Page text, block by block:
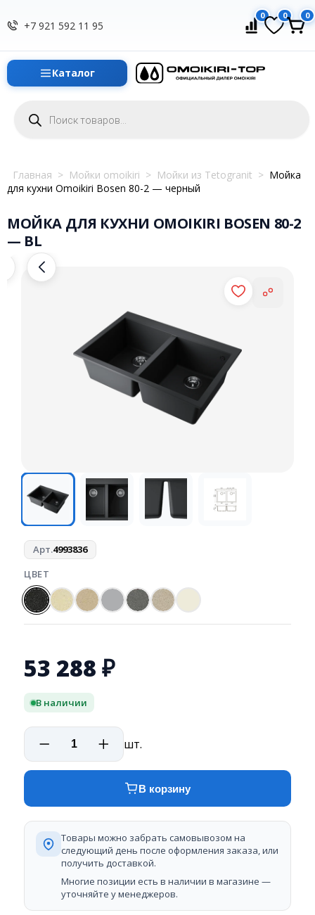
+7 921 592 11 95
0 0 0
Каталог
товаров
Главная > Мойки omoikiri > Мойки из Tetogranit > Мойка
для кухни Omoikiri Bosen 80-2 — черный
МОЙКА ДЛЯ КУХНИ OMOIKIRI BOSEN 80-2
— BL
Арт.4993836
ЦВЕТ
53 288 ₽
В наличии
шт.
В корзину
Товары можно забрать самовывозом на
следующий день после оформления заказа, или
получить доставкой.
Многие позиции есть в наличии в магазине —
уточняйте у менеджеров.